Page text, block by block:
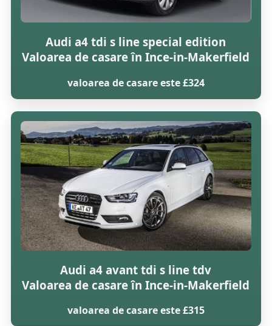
Audi a4 tdi s line special edition
Valoarea de casare în Ince-in-Makerfield
valoarea de casare este £324
Audi a4 avant tdi s line tdv
Valoarea de casare în Ince-in-Makerfield
valoarea de casare este £315